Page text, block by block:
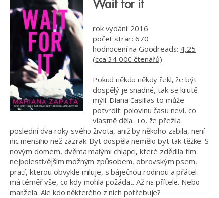
Wait for it
rok vydání: 2016
počet stran: 670
hodnocení na Goodreads: 4,25
(cca 34 000 čtenářů)
Pokud někdo někdy řekl, že být
dospělý je snadné, tak se krutě
mýlí. Diana Casillas to může
potvrdit: polovinu času neví, co
vlastně dělá. To, že přežila
poslední dva roky svého života, aniž by někoho zabila, není
nic menšího než zázrak. Být dospělá nemělo být tak těžké. S
novým domem, dvěma malými chlapci, které zdědila tím
nejbolestivějším možným způsobem, obrovským psem,
prací, kterou obvykle miluje, s báječnou rodinou a přáteli
má téměř vše, co kdy mohla požádat. Až na přítele. Nebo
manžela. Ale kdo některého z nich potřebuje?